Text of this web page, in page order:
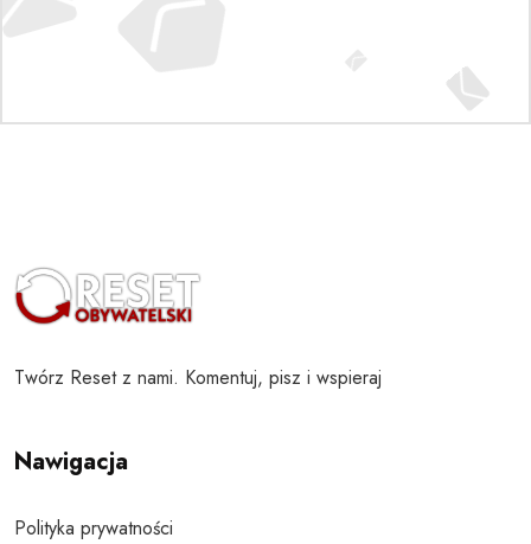
Twórz Reset z nami. Komentuj, pisz i wspieraj
Nawigacja
Polityka prywatności